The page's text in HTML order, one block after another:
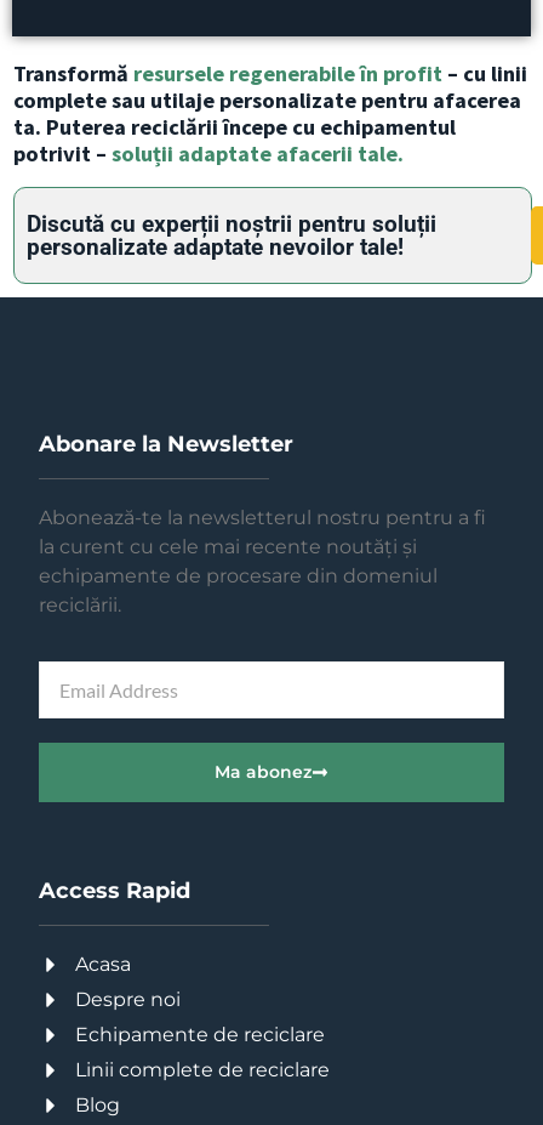
Transformă resursele regenerabile în profit – cu linii
complete sau utilaje personalizate pentru afacerea
ta. Puterea reciclării începe cu echipamentul
potrivit – soluții adaptate afacerii tale.
Discută cu experții noștrii pentru soluții
personalizate adaptate nevoilor tale!
Access Rapid
Acasa
Despre noi
Echipamente de reciclare
Linii complete de reciclare
Blog
Abonare la Newsletter
Abonează-te la newsletterul nostru pentru a fi
la curent cu cele mai recente noutăți și
echipamente de procesare din domeniul
reciclării.
Ma abonez